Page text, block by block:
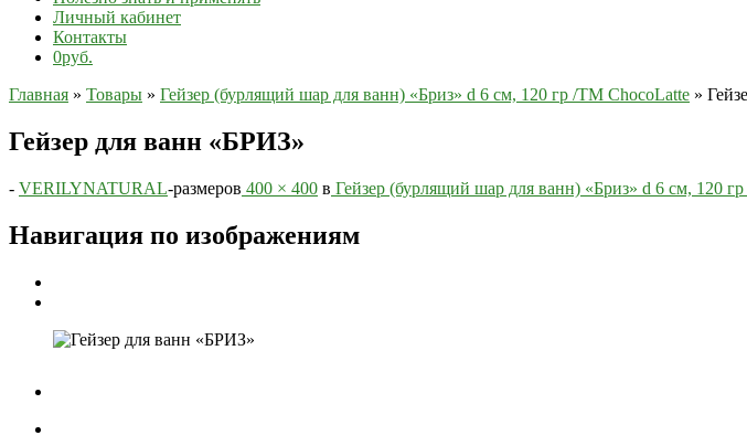
Личный кабинет
Контакты
0руб.
Главная » Товары » Гейзер (бурлящий шар для ванн) «Бриз» d 6 см, 120 гр /TM ChocoLatte »
Гейзер для ванн «БРИЗ»
- VERILYNATURAL-размеров 400 × 400 в Гейзер (бурлящий шар для ванн) «Бриз» d 6 см, 120
Навигация по изображениям